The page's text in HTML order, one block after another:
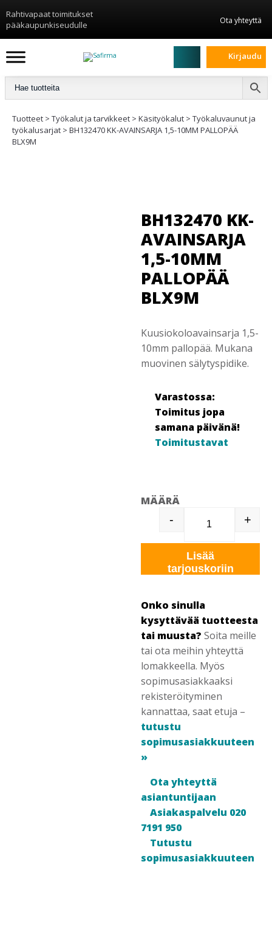
Rahtivapaat toimitukset
pääkaupunkiseudulle
Ota yhteyttä
Kirjaudu
Tuotteet > Työkalut ja tarvikkeet > Käsityökalut > Työkaluvaunut ja
työkalusarjat > BH132470 KK-AVAINSARJA 1,5-10MM PALLOPÄÄ
BLX9M
BH132470 KK-
AVAINSARJA
1,5-10MM
PALLOPÄÄ
BLX9M
Kuusiokoloavainsarja 1,5-
10mm pallopää. Mukana
muovinen sälytyspidike.
Varastossa:
Toimitus jopa
samana päivänä!
Toimitustavat
MÄÄRÄ
BH132470
- +
Lisää
tarjouskoriin
Onko sinulla
kysyttävää tuotteesta
tai muusta? Soita meille
tai ota meihin yhteyttä
lomakkeella. Myös
sopimusasiakkaaksi
rekisteröityminen
kannattaa, saat etuja –
tutustu
sopimusasiakkuuteen
»
Ota yhteyttä
asiantuntijaan
Asiakaspalvelu 020
7191 950
Tutustu
sopimusasiakkuuteen